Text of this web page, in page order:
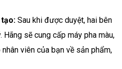
tạo: Sau khi được duyệt, hai bên
sẽ cung cấp máy pha màu,
viên của bạn về sản phẩm,